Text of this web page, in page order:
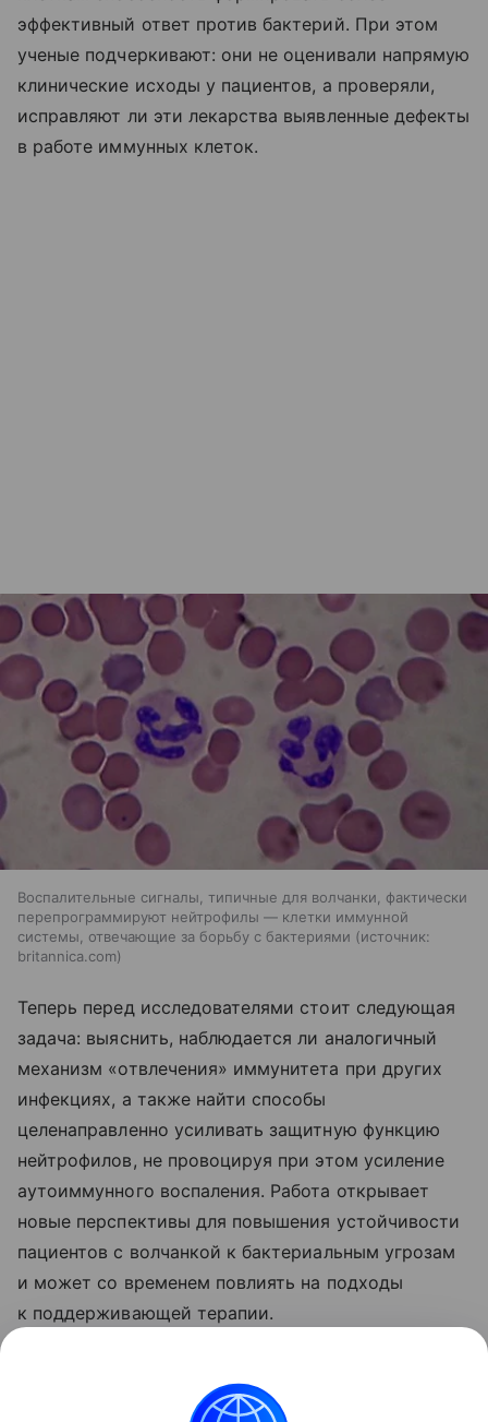
эффективный ответ против бактерий. При этом
ученые подчеркивают: они не оценивали напрямую
клинические исходы у пациентов, а проверяли,
исправляют ли эти лекарства выявленные дефекты
в работе иммунных клеток.
Воспалительные сигналы, типичные для волчанки, фактически
перепрограммируют нейтрофилы — клетки иммунной
системы, отвечающие за борьбу с бактериями
источник:
britannica.com
Теперь перед исследователями стоит следующая
задача: выяснить, наблюдается ли аналогичный
механизм «отвлечения» иммунитета при других
инфекциях, а также найти способы
целенаправленно усиливать защитную функцию
нейтрофилов, не провоцируя при этом усиление
аутоиммунного воспаления. Работа открывает
новые перспективы для повышения устойчивости
пациентов с волчанкой к бактериальным угрозам
и может со временем повлиять на подходы
к поддерживающей терапии.
механизм, с помощью которого опухоль